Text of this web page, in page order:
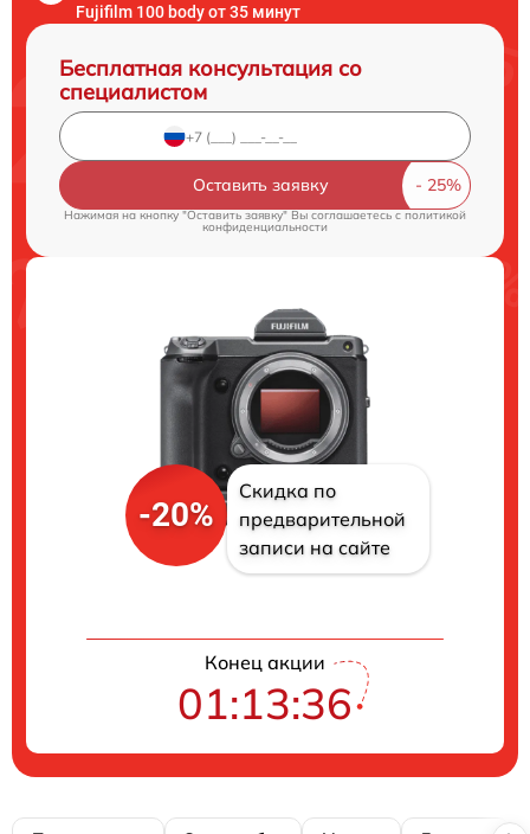
Fujifilm 100 body от 35 минут
Бесплатная консультация со
специалистом
Оставить заявку
Нажимая на кнопку "Оставить заявку" Вы соглашаетесь c политикой
конфиденциальности
-20%
Скидка по
предварительной
записи на сайте
Конец акции
01:13:35